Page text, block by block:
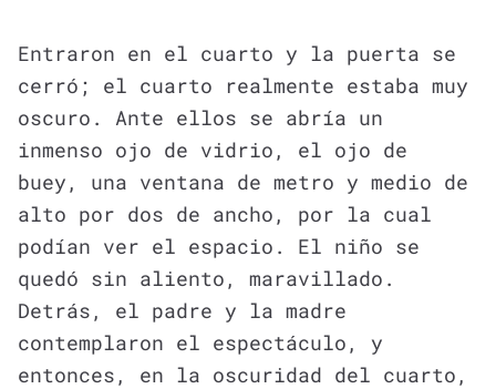
Entraron en el cuarto y la puerta se
cerró; el cuarto realmente estaba muy
oscuro. Ante ellos se abría un
inmenso ojo de vidrio, el ojo de
buey, una ventana de metro y medio de
alto por dos de ancho, por la cual
podían ver el espacio. El niño se
quedó sin aliento, maravillado.
Detrás, el padre y la madre
contemplaron el espectáculo, y
entonces, en la oscuridad del cuarto,